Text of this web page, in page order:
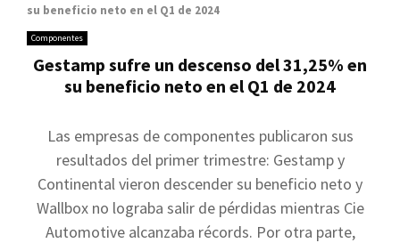
su beneficio neto en el Q1 de 2024
Componentes
Gestamp sufre un descenso del 31,25% en
su beneficio neto en el Q1 de 2024
Las empresas de componentes publicaron sus
resultados del primer trimestre: Gestamp y
Continental vieron descender su beneficio neto y
Wallbox no lograba salir de pérdidas mientras Cie
Automotive alcanzaba récords. Por otra parte,